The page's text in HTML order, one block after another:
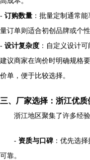
- 订购数量 ：批量定制通常
量订单则适合初创品牌或个性
- 设计复杂度 ：自定义设计
建议商家在询价时明确规格
价单，便于比较选择。
三、厂家选择：浙江优质
浙江地区聚集了许多经
- 资质与口碑 ：优先选
可靠。